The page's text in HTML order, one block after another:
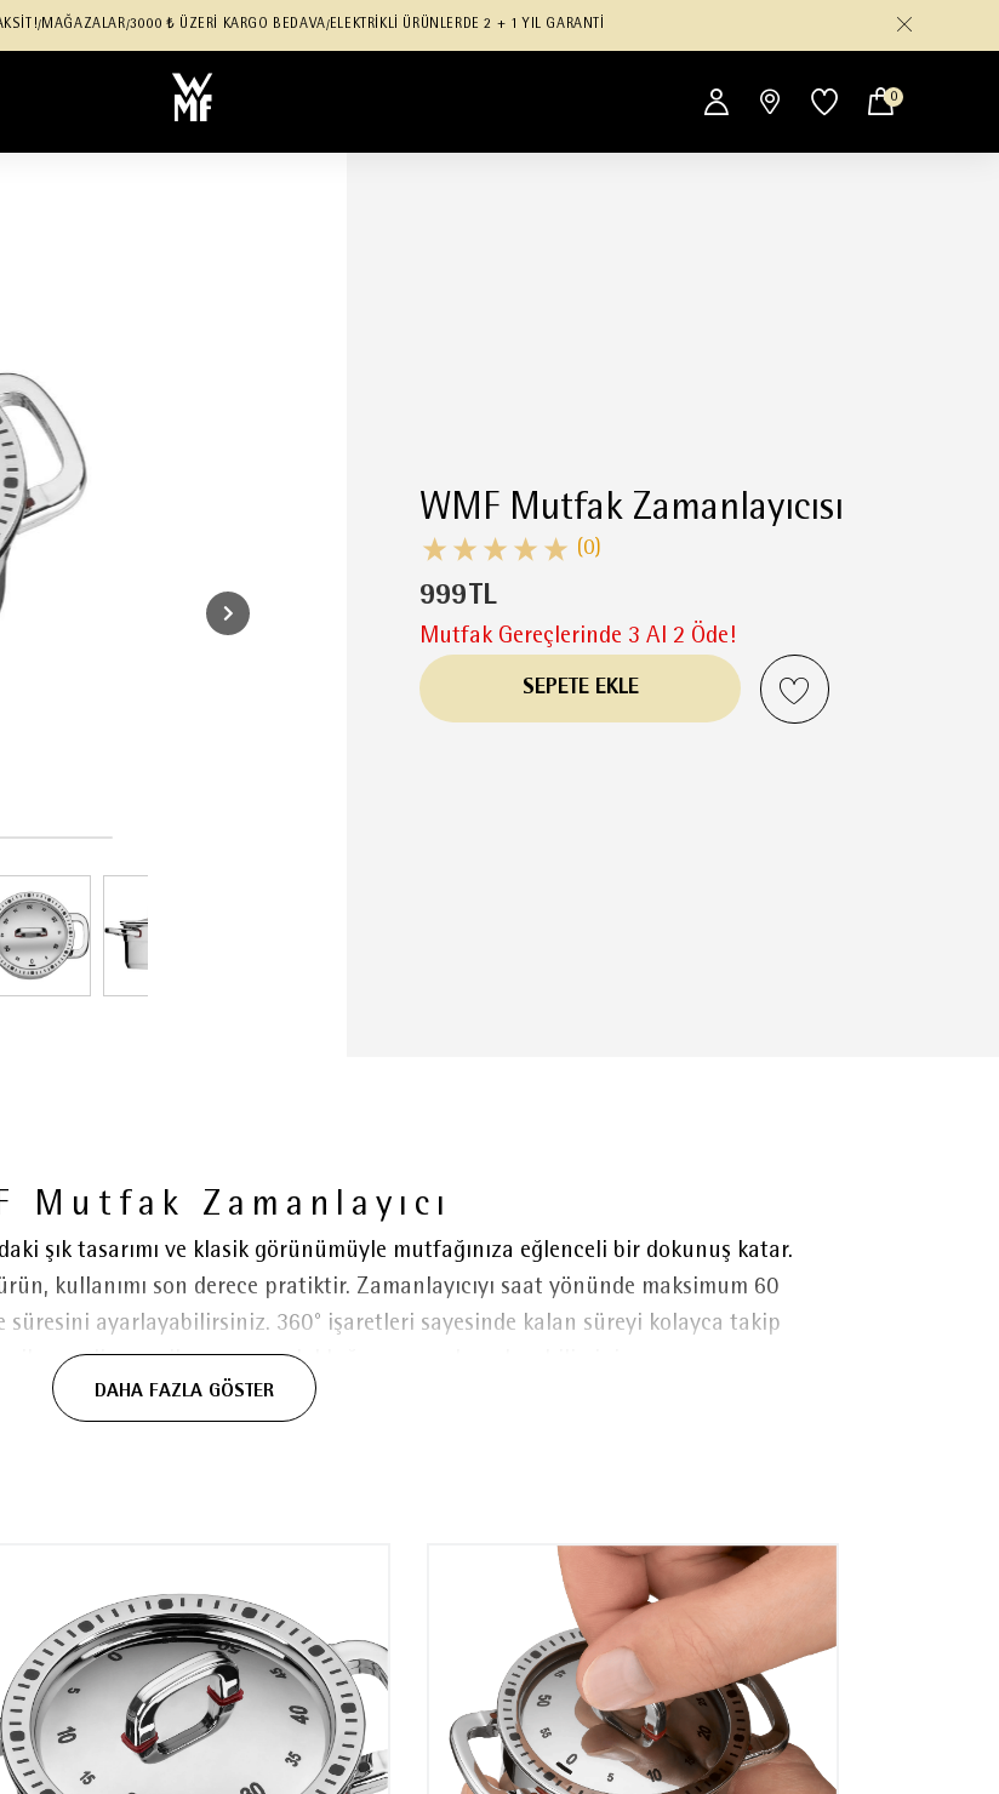
/ MAĞAZALAR/3000 ₺ ÜZERİ KARGO BEDAVA/ELEKTRİKLİ ÜRÜNLERDE 2 + 1 YIL GARANTİ
0
WMF Mutfak Zamanlayıcısı
(0)
999 TL
Mutfak Gereçlerinde 3 Al 2 Öde!
SEPETE EKLE
Mutfak Zamanlayıcı
şık tasarımı ve klasik görünümüyle mutfağınıza eğlenceli bir dokunuş katar.
kullanımı son derece pratiktir. Zamanlayıcıyı saat yönünde maksimum 60
ayarlayabilirsiniz. 360° işaretleri sayesinde kalan süreyi kolayca takip
sesli uyarı ile zamanın dolduğunu anında anlayabilirsiniz.
DAHA FAZLA GÖSTER